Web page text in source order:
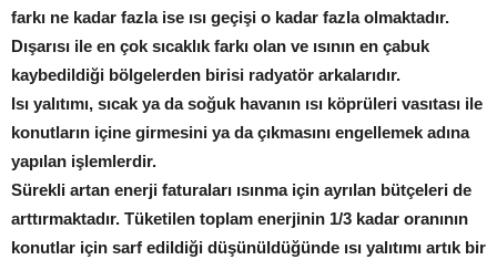
farkı ne kadar fazla ise ısı geçişi o kadar fazla olmaktadır.
Dışarısı ile en çok sıcaklık farkı olan ve ısının en çabuk
kaybedildiği bölgelerden birisi radyatör arkalarıdır.
Isı yalıtımı, sıcak ya da soğuk havanın ısı köprüleri vasıtası ile
konutların içine girmesini ya da çıkmasını engellemek adına
yapılan işlemlerdir.
Sürekli artan enerji faturaları ısınma için ayrılan bütçeleri de
arttırmaktadır. Tüketilen toplam enerjinin 1/3 kadar oranının
konutlar için sarf edildiği düşünüldüğünde ısı yalıtımı artık bir